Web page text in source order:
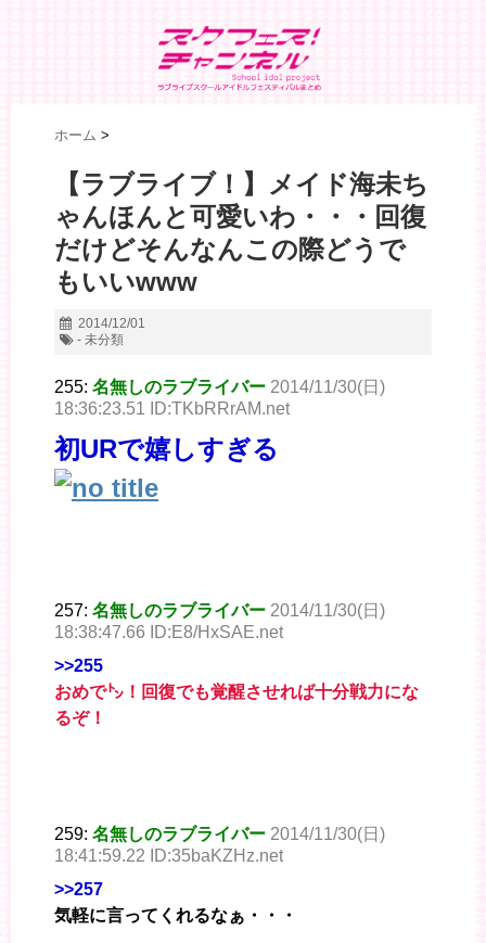
ホーム >
【ラブライブ！】メイド海未ち
ゃんほんと可愛いわ・・・回復
だけどそんなんこの際どうで
もいいwww
2014/12/01
- 未分類
255: 名無しのラブライバー 2014/11/30(日)
18:36:23.51 ID:TKbRRrAM.net
初URで嬉しすぎる
257: 名無しのラブライバー 2014/11/30(日)
18:38:47.66 ID:E8/HxSAE.net
>>255
おめで㌧！回復でも覚醒させれば十分戦力にな
るぞ！
259: 名無しのラブライバー 2014/11/30(日)
18:41:59.22 ID:35baKZHz.net
>>257
気軽に言ってくれるなぁ・・・